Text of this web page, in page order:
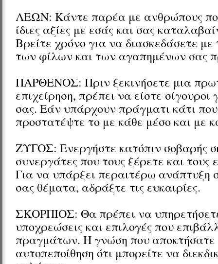
ΛΕΩΝ: Κάντε παρέα με ανθρώπους
ίδιες αξίες με εσάς και σας
Βρείτε χρόνο για να διασκεδάσετε
των φίλων και των αγαπημένων σας
ΠΑΡΘΕΝΟΣ: Πριν ξεκινήσετε μια
επιχείρηση, πρέπει να είστε σίγουροι
σας. Εάν υπάρχουν πράγματι κάτι
προστατέψτε το με κάθε μέσο και με
ΖΥΓΟΣ: Ενεργήστε κατόπιν σοβαρής
συνεργάτες που τους ξέρετε και τους
Για να υπάρξει περαιτέρω ανάπτυξη
σας θέματα, αδράξτε τις ευκαιρίες.
ΣΚΟΡΠΙΟΣ: Θα πρέπει να
υποχρεώσεις και επιλογές που
πραγμάτων. Η γνώση που αποκτήσατε
αυτοπεποίθηση ότι μπορείτε να